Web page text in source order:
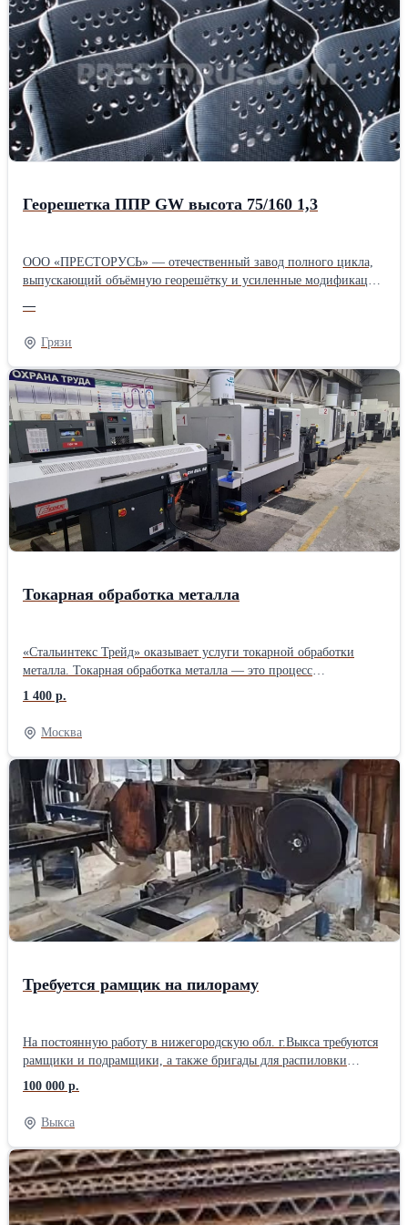
Георешетка ППР GW высота 75/160 1,3
ООО «ПРЕСТОРУСЬ» — отечественный завод полного цикла,
выпускающий объёмную георешётку и усиленные модификации
Предприятие с 25-летним опытом предлагает инженерное
сопровождение проектов и поставки по всей России, сокращая
бюджет объектов за счёт экономии сыпучих материалов и
ускорения монтажных работ. Продукция адаптирована к
сложному климату и высоким нагрузкам, что подтверждено
участием в более чем двух тысячах объектов в РФ и за рубежом.
—
Грязи
Токарная обработка металла
«Стальинтекс Трейд» оказывает услуги токарной обработки
металла. Токарная обработка металла — это процесс
механической обработки, при котором заготовка вращается
вокруг своей оси, а инструмент (обычно токарный резец)
перемещается по радиусу и длине детали, удаляя материал и
придавая изделию нужную форму и размеры. Этот метод
широко используется для создания цилиндрических, конусных и
других сложных форм. Токарная обработка применяется в
различных отраслях промышленности, таких как
машиностроение, автомобилестроение, авиастроение и других,
где требуется высокая точность изготовления деталей. Токарные
работы: от 1 400 руб./ч. Срочные токарные работы: от 2000 руб./
ч. Токарные работы минимальный заказ от 20 000 руб. Другие
услуги по обработке металла смотрите на официальном сайте
«Стальинтекс Трейд»
1 400 р.
Москва
Требуется рамщик на пилораму
На постоянную работу в нижегородскую обл. г.Выкса требуются
рамщики и подрамщики, а также бригады для распиловки
кругляка (6м хвоя) на обрезной пиломатериал, 1700руб/м3 за
первый и второй сорт. Стабильная зарплата два раза в месяц.
График работы, вахтовый метод, или 5-6 дневка. Вахтовикам
100 000 р.
Выкса